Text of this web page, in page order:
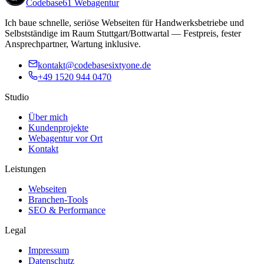
Codebase61 Webagentur
Ich baue schnelle, seriöse Webseiten für Handwerksbetriebe und
Selbstständige im Raum Stuttgart/Bottwartal — Festpreis, fester
Ansprechpartner, Wartung inklusive.
kontakt@codebasesixtyone.de
+49 1520 944 0470
Studio
Über mich
Kundenprojekte
Webagentur vor Ort
Kontakt
Leistungen
Webseiten
Branchen-Tools
SEO & Performance
Legal
Impressum
Datenschutz